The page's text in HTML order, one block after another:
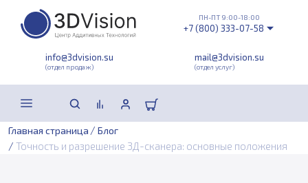
info@3dvision.su
(отдел продаж)
mail@3dvision.su
(отдел услуг)
ПН-ПТ 9:00-18:00
+7 (800) 333-07-58
Главная страница / Блог
/ Точность и разрешение 3Д-сканера: основные положения